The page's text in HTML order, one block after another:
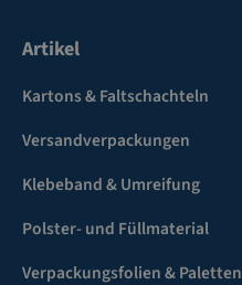
Artikel
Kartons & Faltschachteln
Versandverpackungen
Klebeband & Umreifung
Polster- und Füllmaterial
Verpackungsfolien & Paletten